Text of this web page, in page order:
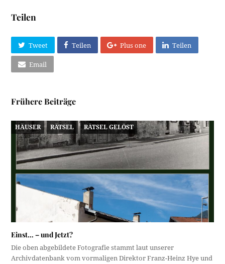
Teilen
Tweet Teilen Plus one Teilen
Email
Frühere Beiträge
HÄUSER RÄTSEL RÄTSEL GELÖST
Einst… – und Jetzt?
Die oben abgebildete Fotografie stammt laut unserer
Archivdatenbank vom vormaligen Direktor Franz-Heinz Hye und